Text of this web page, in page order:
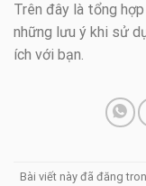
Trên đây là tổng
những lưu ý khi sử
ích với bạn.
Bài viết này đã đăng